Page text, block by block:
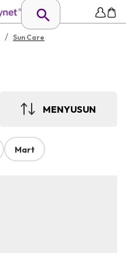
/ Sun Care
MENYUSUN
Mart